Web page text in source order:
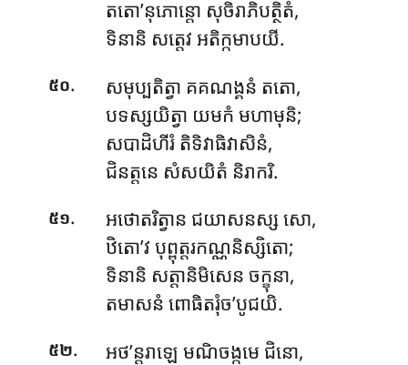
តតោ’នុភោន្តោ សុចិរាភិបត្ថិតំ,
ទិនានិ សត្តេវ អតិក្កមាបយី.
៥០.
សមុប្បតិត្វា គគណង្គនំ តតោ,
បទស្សយិត្វា យមកំ មហាមុនិ;
សបាដិហីរំ តិទិវាធិវាសិនំ,
ជិនត្តនេ សំសយិតំ និរាករិ.
៥១.
អថោតរិត្វាន ជយាសនស្ស សោ,
ឋិតោ’វ បុព្ពុត្តរកណ្ណនិស្សិតោ;
ទិនានិ សត្តានិមិសេន ចក្ខុនា,
តមាសនំ ពោធិតរុំច’បូជយិ.
៥២.
អថ’ន្តរាឡេ មណិចង្កមេ ជិនោ,